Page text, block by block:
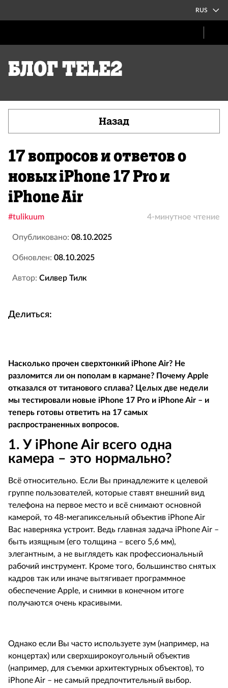
RUS
Блог Tele2
Назад
17 вопросов и ответов о
новых iPhone 17 Pro и
iPhone Air
#tulikuum 4-минутное чтение
Опубликовано: 08.10.2025
Обновлен: 08.10.2025
Автор: Силвер Тилк
Делиться:
Насколько прочен сверхтонкий iPhone Air? Не
разломится ли он пополам в кармане? ПочемуApple
отказался от титанового сплава? Целых две недели
мы тестировали новые iPhone 17 Pro и iPhone Air – и
теперь готовы ответить на 17 самых
распространенных вопросов.
1. У iPhone Air всего одна
камера – это нормально?
Всё относительно. Если Вы принадлежите к целевой
группе пользователей, которые ставят внешний вид
телефона на первое место и всё снимают основной
камерой, то 48-мегапиксельный объектив iPhoneAir
Вас наверняка устроит. Ведь главная задача iPhoneAir –
быть изящным (его толщина – всего 5,6 мм),
элегантным, а не выглядеть как профессиональный
рабочий инструмент. Кроме того, большинство снятых
кадров так или иначе вытягивает программное
обеспечение Apple, и снимки в конечном итоге
получаются очень красивыми.
Однако если Вы часто используете зум (например, на
концертах) или сверхширокоугольный объектив
(например, для съемки архитектурных объектов), то
iPhoneAir – не самый предпочтительный выбор.